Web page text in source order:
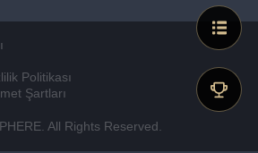
Politikası
Şartları
All Rights Reserved.